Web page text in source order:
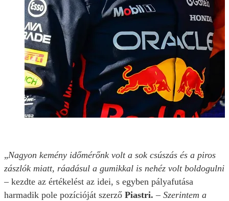
„Nagyon kemény időmérőnk volt a sok csúszás és a piros
zászlók miatt, ráadásul a gumikkal is nehéz volt boldogulni
– kezdte az értékelést az idei, s egyben pályafutása
harmadik pole pozícióját szerző Piastri. – Szerintem a